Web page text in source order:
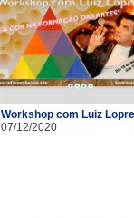
Workshop com Luiz
07/12/2020